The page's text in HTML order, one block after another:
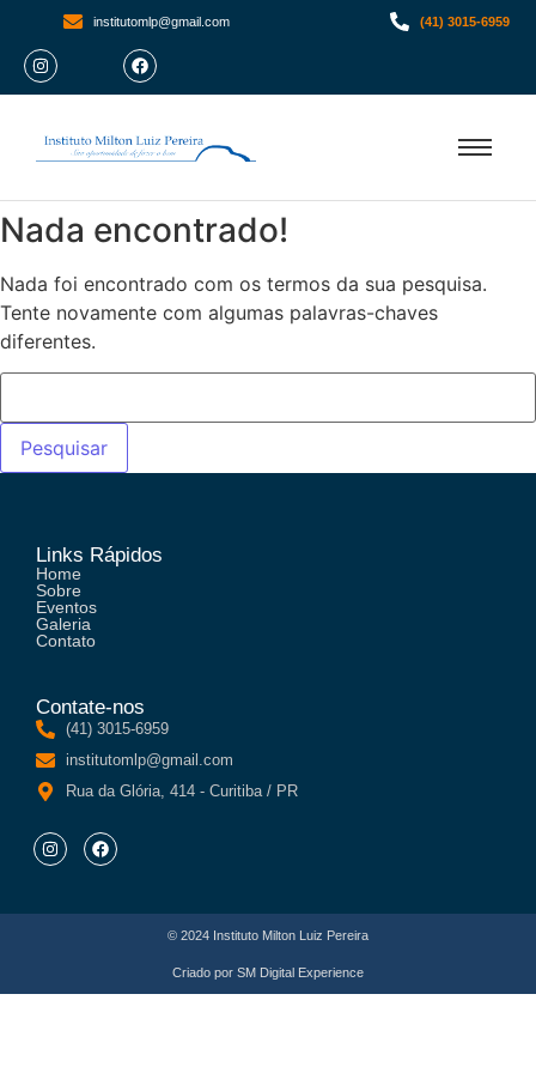
institutomlp@gmail.com (41) 3015-6959
Nada encontrado!
Nada foi encontrado com os termos da sua pesquisa.
Tente novamente com algumas palavras-chaves
diferentes.
Links Rápidos
Home
Sobre
Eventos
Galeria
Contato
Contate-nos
(41) 3015-6959
institutomlp@gmail.com
Rua da Glória, 414 - Curitiba / PR
© 2024 Instituto Milton Luiz Pereira
Criado por SM Digital Experience